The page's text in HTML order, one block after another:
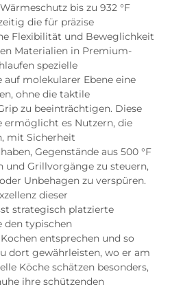
bis zu 932 °F
die für präzise
Flexibilität und Beweglichkeit
Materialien in Premium-
spezielle
molekularer Ebene eine
ohne die taktile
zu beeinträchtigen. Diese
ermöglicht es Nutzern, die
mit Sicherheit
Gegenstände aus 500 °F
und Grillvorgänge zu steuern,
Unbehagen zu verspüren.
dieser
strategisch platzierte
den typischen
entsprechen und so
dort gewährleisten, wo er am
Köche schätzen besonders,
ihre schützenden